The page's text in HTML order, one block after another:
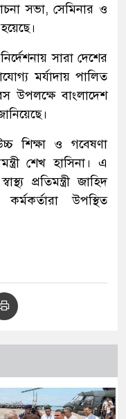
সভা, সেমিনার ও
সারা দেশের
মর্যাদায় পালিত
উপলক্ষে বাংলাদেশ
শিক্ষা ও গবেষণা
শেখ হাসিনা। এ
প্রতিমন্ত্রী জাহিদ
উপস্থিত